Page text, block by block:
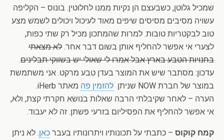
שמכיל גלוטן, כשבעצם הן נקיות ממנו לחלוטין. בונוס – הקליפה
עשויה מסיבים מסיסים שיפים מאוד לעיכול ויכולים לשמש מצע
טוב לבקטריות טובות. למרות שהמתכון מכיל רק שתי כפות,
לצערי אי אפשר להחליף אותן בשום דבר אחר. לא מצאתי
בחנויות הטבע בארץ אבל אמרו לי שאולי יש בשווקי תבלינים.
עדכון: מסתבר שיש את המוצר בעדן טבע מרקט. אני משתמשת
במוצר של חברת NOW שניתן
להזמין פה מאתר iHerb.
הערה – לאחר שקיבלתי הרבה שאלות בנושא חקרתי קצת, ולא,
אי אפשר להחליף את הפסיליום בזרעי פשתן. זה לא יעבוד.
קמח קוקוס – כתבתי על תכונותיו ויתרונותיו בעבר כאן. לא ניתן